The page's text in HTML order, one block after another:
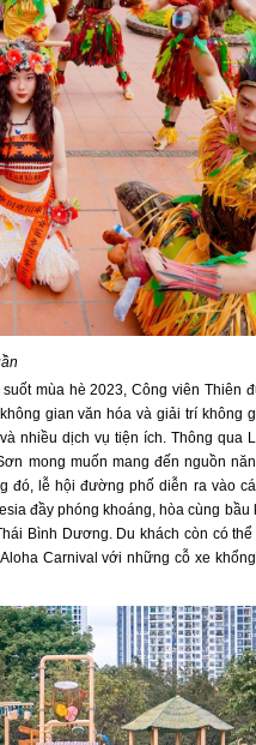
mùa hè 2023, Công viên Thiên
gian văn hóa và giải trí không
nhiều dịch vụ tiện ích. Thông qua
mong muốn mang đến nguồn
đó, lễ hội đường phố diễn ra vào
đầy phóng khoáng, hòa cùng bầu
Bình Dương. Du khách còn có
Carnival với những cỗ xe